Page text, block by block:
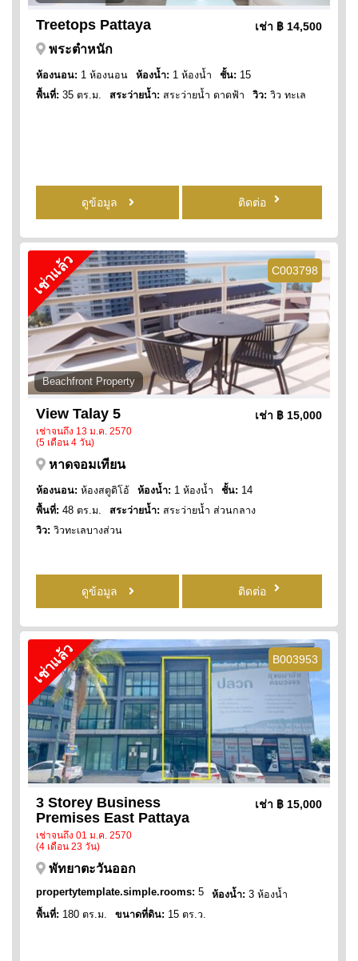
Treetops Pattaya เช่า ฿ 14,500
พระตำหนัก
ห้องนอน: 1 ห้องนอน ห้องน้ำ: 1 ห้องน้ำ ชั้น: 15
พื้นที่: 35 ตร.ม. สระว่ายน้ำ: สระว่ายน้ำ ดาดฟ้า วิว: วิว ทะเล
ดูข้อมูล ติดต่อ
C003798
เช่าแล้ว
Beachfront Property
View Talay 5
เช่าจนถึง 13 ม.ค. 2570
(5 เดือน 4 วัน)
เช่า ฿ 15,000
หาดจอมเทียน
ห้องนอน: ห้องสตูดิโอ้ ห้องน้ำ: 1 ห้องน้ำ ชั้น: 14
พื้นที่: 48 ตร.ม. สระว่ายน้ำ: สระว่ายน้ำ ส่วนกลาง
วิว: วิวทะเลบางส่วน
ดูข้อมูล ติดต่อ
B003953
เช่าแล้ว
3 Storey Business
Premises East Pattaya
เช่าจนถึง 01 ม.ค. 2570
(4 เดือน 23 วัน)
เช่า ฿ 15,000
พัทยาตะวันออก
propertytemplate.simple.rooms: 5 ห้องน้ำ: 3 ห้องน้ำ
พื้นที่: 180 ตร.ม. ขนาดที่ดิน: 15 ตร.ว.